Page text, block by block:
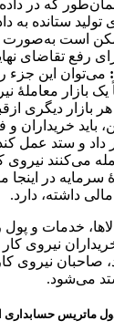
که در
تولید ستانده به
است به‌صورت
رفع تقاضای
می‌توان این جزء
یک بازار
بازار دیگری
باید خریداران
داد و ستد عمل
می‌کنند
سرمایه در
داشته، دارد.
خدمات و
نیروی
صاحبان نیروی
ستد می‌شود.
ماتریس حسابداری